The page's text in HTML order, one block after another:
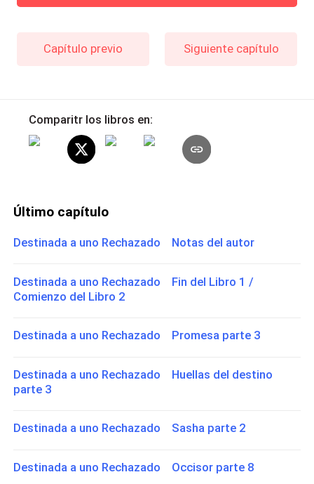
Capítulo previo Siguiente capítulo
Comparitr los libros en:
Último capítulo
Destinada a uno Rechazado Notas del autor
Destinada a uno Rechazado Fin del Libro 1 /
Comienzo del Libro 2
Destinada a uno Rechazado Promesa parte 3
Destinada a uno Rechazado Huellas del destino
parte 3
Destinada a uno Rechazado Sasha parte 2
Destinada a uno Rechazado Occisor parte 8